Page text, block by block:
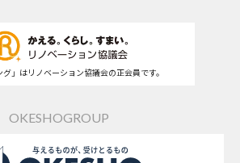
グ」はリノベーション協議会の正会員です。
OKESHOGROUP